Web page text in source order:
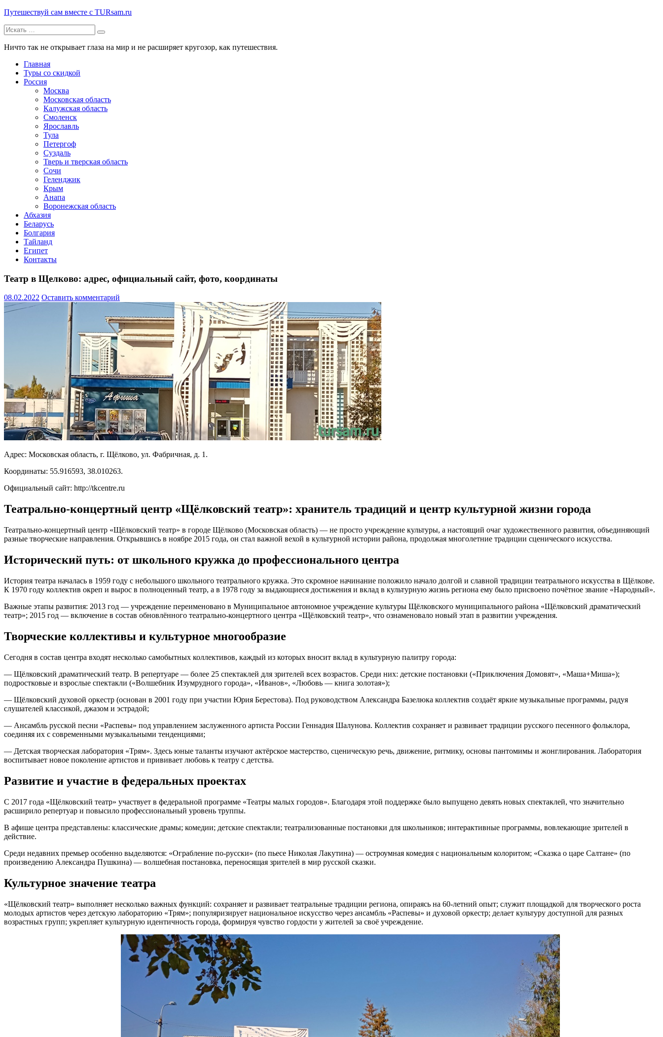
Путешествуй сам вместе с TURsam.ru
Путешествуй и узнавай новые места вместе с нами.
Искать:
Ничто так не открывает глаза на мир и не расширяет кругозор, как путешествия.
Главная
Туры со скидкой
Россия
Москва
Московская область
Калужская область
Смоленск
Ярославль
Тула
Петергоф
Суздаль
Тверь и тверская область
Сочи
Геленджик
Крым
Анапа
Воронежская область
Абхазия
Беларусь
Болгария
Тайланд
Египет
Контакты
Театр в Щелково: адрес, официальный сайт, фото, координаты
08.02.2022 Оставить комментарий
Адрес: Московская область, г. Щёлково, ул. Фабричная, д. 1.
Координаты: 55.916593, 38.010263.
Официальный сайт: http://tkcentre.ru
Театрально‑концертный центр «Щёлковский театр»: хранитель традиций и центр культурной жизни города
Театрально‑концертный центр «Щёлковский театр» в городе Щёлково (Московская область) — не просто учреждение культуры, а настоящий очаг художественного развития, объединяющий
разные творческие направления. Открывшись в ноябре 2015 года, он стал важной вехой в культурной истории района, продолжая многолетние традиции сценического искусства.
Исторический путь: от школьного кружка до профессионального центра
История театра началась в 1959 году с небольшого школьного театрального кружка. Это скромное начинание положило начало долгой и славной традиции театрального искусства в Щёлкове.
К 1970 году коллектив окреп и вырос в полноценный театр, а в 1978 году за выдающиеся достижения и вклад в культурную жизнь региона ему было присвоено почётное звание «Народный».
Важные этапы развития: 2013 год — учреждение переименовано в Муниципальное автономное учреждение культуры Щёлковского муниципального района «Щёлковский драматический
театр»; 2015 год — включение в состав обновлённого театрально‑концертного центра «Щёлковский театр», что ознаменовало новый этап в развитии учреждения.
Творческие коллективы и культурное многообразие
Сегодня в состав центра входят несколько самобытных коллективов, каждый из которых вносит вклад в культурную палитру города:
— Щёлковский драматический театр. В репертуаре — более 25 спектаклей для зрителей всех возрастов. Среди них: детские постановки («Приключения Домовят», «Маша+Миша»);
подростковые и взрослые спектакли («Волшебник Изумрудного города», «Иванов», «Любовь — книга золотая»);
— Щёлковский духовой оркестр (основан в 2001 году при участии Юрия Берестова). Под руководством Александра Базелюка коллектив создаёт яркие музыкальные программы, радуя
слушателей классикой, джазом и эстрадой;
— Ансамбль русской песни «Распевы» под управлением заслуженного артиста России Геннадия Шалунова. Коллектив сохраняет и развивает традиции русского песенного фольклора,
соединяя их с современными музыкальными тенденциями;
— Детская творческая лаборатория «Трям». Здесь юные таланты изучают актёрское мастерство, сценическую речь, движение, ритмику, основы пантомимы и жонглирования. Лаборатория
воспитывает новое поколение артистов и прививает любовь к театру с детства.
Развитие и участие в федеральных проектах
С 2017 года «Щёлковский театр» участвует в федеральной программе «Театры малых городов». Благодаря этой поддержке было выпущено девять новых спектаклей, что значительно
расширило репертуар и повысило профессиональный уровень труппы.
В афише центра представлены: классические драмы; комедии; детские спектакли; театрализованные постановки для школьников; интерактивные программы, вовлекающие зрителей в
действие.
Среди недавних премьер особенно выделяются: «Ограбление по‑русски» (по пьесе Николая Лакутина) — остроумная комедия с национальным колоритом; «Сказка о царе Салтане» (по
произведению Александра Пушкина) — волшебная постановка, переносящая зрителей в мир русской сказки.
Культурное значение театра
«Щёлковский театр» выполняет несколько важных функций: сохраняет и развивает театральные традиции региона, опираясь на 60‑летний опыт; служит площадкой для творческого роста
молодых артистов через детскую лабораторию «Трям»; популяризирует национальное искусство через ансамбль «Распевы» и духовой оркестр; делает культуру доступной для разных
возрастных групп; укрепляет культурную идентичность города, формируя чувство гордости у жителей за своё учреждение.